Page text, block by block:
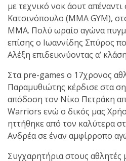
Οι αθλητές
του Fight
Club Galatsi
τις καλοκαιρινές
εξετάσεις έγχρωμων
ζωνών!
Με μεγάλη
επιτυχία
με τεχνικό νοκ άουτ
Κατσινόπουλο (MMA GYM),
ΜΜΑ. Πολύ ωραίο αγώνα
επίσης ο Ιωαννίδης Σπύρος
Αλέξη επιδεικνύοντας α’
Στα pre-games ο 17χρονος
Παραμυθιώτης κέρδισε στα
απόδοση τον Νίκο Πετράκη
Warriors ενώ ο δικός μας
ηττήθηκε από τον καλύτερα
Ανδρέα σε έναν αμφίρροπο
Συγχαρητήρια στους αθλητές